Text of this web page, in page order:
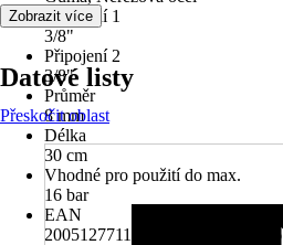
Připojení 1
3/8"
Připojení 2
3/8"
Průměr
8 mm
Délka
30 cm
Vhodné pro použití do max.
16 bar
EAN
2005127711004, 8590410044586
Zobrazit více
Datové listy
Přeskočit oblast